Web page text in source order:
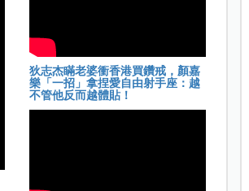
狄志杰瞞老婆衝香港買鑽戒，顏嘉
樂「一招」拿捏愛自由射手座：越
不管他反而越體貼！